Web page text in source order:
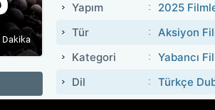
Dakika
Yapım
2025
Tür
Aksiyon
Kategori
Yabancı
Dil
Türkçe